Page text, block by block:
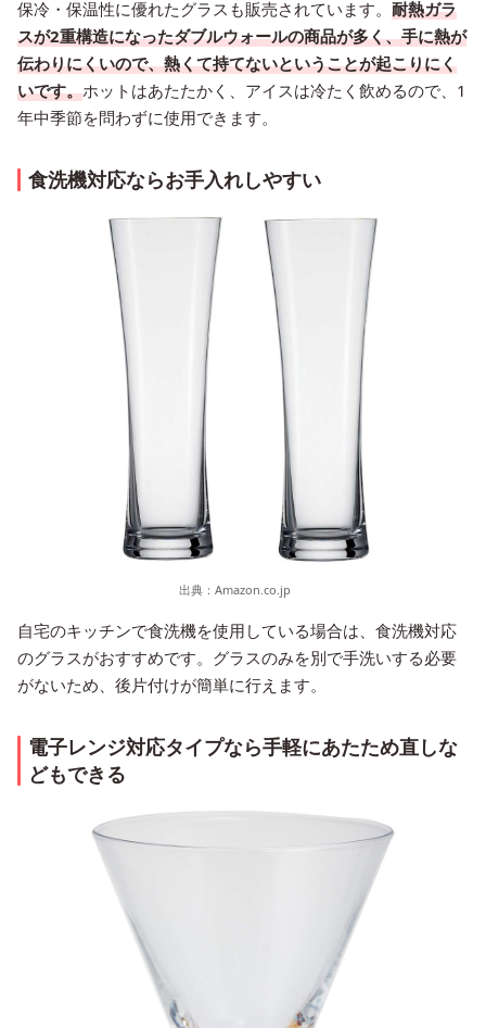
保冷・保温性に優れたグラスも販売されています。 耐熱ガラ
スが2重構造になったダブルウォールの商品が多く、手に熱が
伝わりにくいので、熱くて持てないということが起こりにく
いです。ホットはあたたかく、アイスは冷たく飲めるので、1
年中季節を問わずに使用できます。
食洗機対応ならお手入れしやすい
出典： Amazon.co.jp
自宅のキッチンで食洗機を使用している場合は、食洗機対応
のグラスがおすすめです。グラスのみを別で手洗いする必要
がないため、後片付けが簡単に行えます。
電子レンジ対応タイプなら手軽にあたため直しな
どもできる